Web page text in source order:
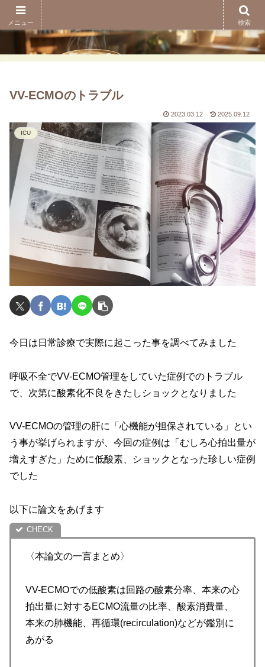
VV-ECMOのトラブル
2023.03.12 2025.09.12
ICU
今日は日常診療で実際に起こった事を調べてみました
呼吸不全でVV-ECMO管理をしていた症例でのトラブル
で、次第に酸素化不良をきたしショックとなりました
VV-ECMOの管理の肝に「心機能が担保されている」とい
う事が挙げられますが、今回の症例は「むしろ心拍出量が
増えすぎた」ために低酸素、ショックとなった珍しい症例
でした
以下に論文をあげます
〈本論文の一言まとめ〉
VV-ECMOでの低酸素は回路の酸素分率、本来の心
拍出量に対するECMO流量の比率、酸素消費量、
本来の肺機能、再循環(recirculation)などが鑑別に
あがる
メニュー 検索